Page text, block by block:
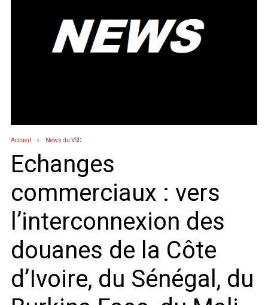
Accueil News du VSD
Echanges
commerciaux : vers
l’interconnexion des
douanes de la Côte
d’Ivoire, du Sénégal, du